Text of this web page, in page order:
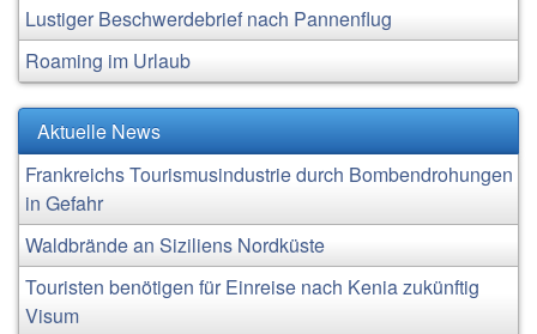
Lustiger Beschwerdebrief nach Pannenflug
Roaming im Urlaub
Aktuelle News
Frankreichs Tourismusindustrie durch Bombendrohungen
in Gefahr
Waldbrände an Siziliens Nordküste
Touristen benötigen für Einreise nach Kenia zukünftig
Visum